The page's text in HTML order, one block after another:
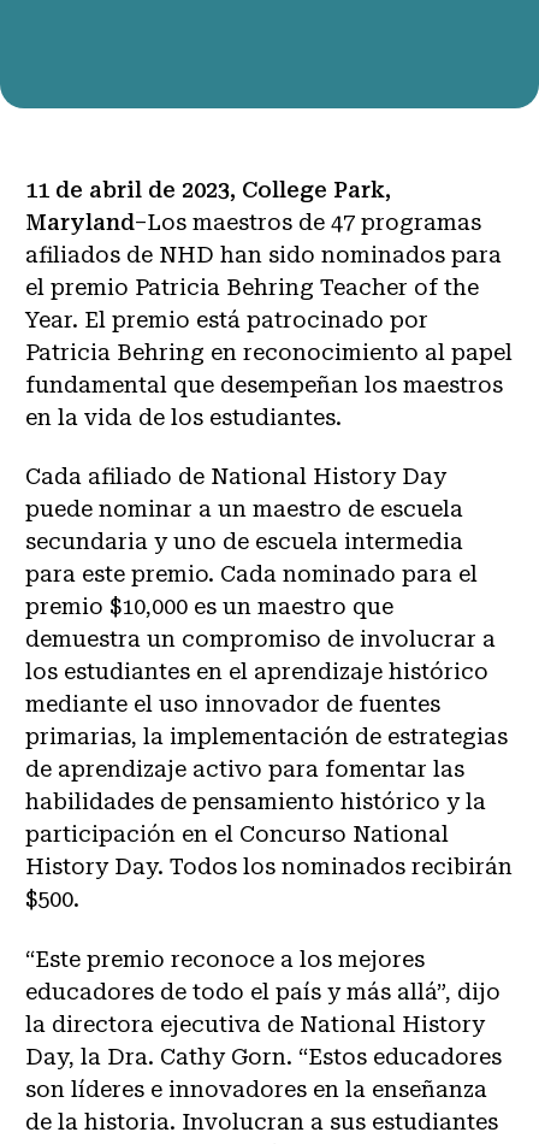
11 de abril de 2023, College Park,
Maryland–Los maestros de 47 programas
afiliados de NHD han sido nominados para
el premio Patricia Behring Teacher of the
Year. El premio está patrocinado por
Patricia Behring en reconocimiento al papel
fundamental que desempeñan los maestros
en la vida de los estudiantes.
Cada afiliado de National History Day
puede nominar a un maestro de escuela
secundaria y uno de escuela intermedia
para este premio. Cada nominado para el
premio $10,000 es un maestro que
demuestra un compromiso de involucrar a
los estudiantes en el aprendizaje histórico
mediante el uso innovador de fuentes
primarias, la implementación de estrategias
de aprendizaje activo para fomentar las
habilidades de pensamiento histórico y la
participación en el Concurso National
History Day. Todos los nominados recibirán
$500.
“Este premio reconoce a los mejores
educadores de todo el país y más allá”, dijo
la directora ejecutiva de National History
Day, la Dra. Cathy Gorn. “Estos educadores
son líderes e innovadores en la enseñanza
de la historia. Involucran a sus estudiantes